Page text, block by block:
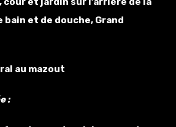
bain et de douche, Grand
au mazout
: